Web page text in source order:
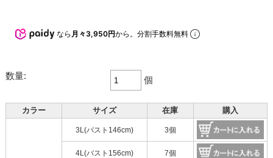
なら 月々3,950円から。分割手数料無料
数量: 個
カラー サイズ 在庫 購入
3L(バスト146cm) 3個
4L(バスト156cm) 7個